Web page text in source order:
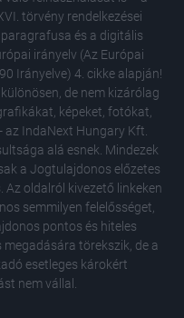
törvény rendelkezései
és a digitális
irányelv (Az Európai
Irányelve) 4. cikke alapján!
de nem kizárólag
képeket, fotókat,
az IndaNext Hungary Kft.
alá esnek. Mindezek
a Jogtulajdonos előzetes
oldalról kivezető linkeken
semmilyen felelősséget,
pontos és hiteles
törekszik, de a
esetleges károkért
nem vállal.